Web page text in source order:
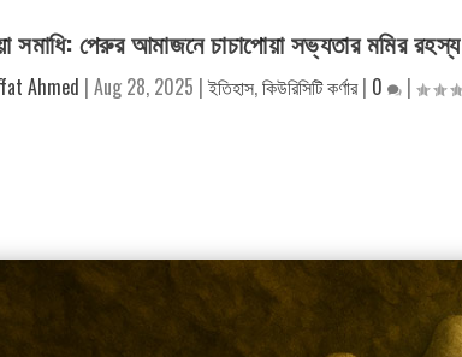
সমাধি: পেরুর আমাজনে চাচাপোয়া সভ্যতার মমির রহস্য
Ahmed | Aug 28, 2025 |ইতিহাস,কিউরিসিটি কর্ণার| 0 |